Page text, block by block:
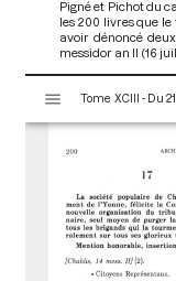
Pigné et Pichot du
les 200 livres que
avoir dénoncé
messidor an II (16
s